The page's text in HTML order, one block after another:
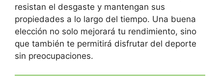
resistan el desgaste y mantengan sus
propiedades a lo largo del tiempo. Una buena
elección no solo mejorará tu rendimiento, sino
que también te permitirá disfrutar del deporte
sin preocupaciones.